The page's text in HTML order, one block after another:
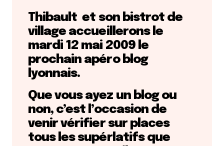
Thibault et son bistrot de
village accueillerons le
mardi 12 mai 2009 le
prochain apéro blog
lyonnais.
Que vous ayez un blog ou
non, c’est l’occasion de
venir vérifier sur places
tous les supérlatifs que